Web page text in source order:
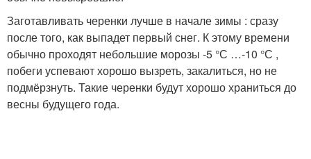
Заготавливать черенки лучше в начале зимы : сразу
после того, как выпадет первый снег. К этому времени
обычно проходят небольшие морозы -5 °С …-10 °С ,
побеги успевают хорошо вызреть, закалиться, но не
подмёрзнуть. Такие черенки будут хорошо храниться до
весны будущего года.